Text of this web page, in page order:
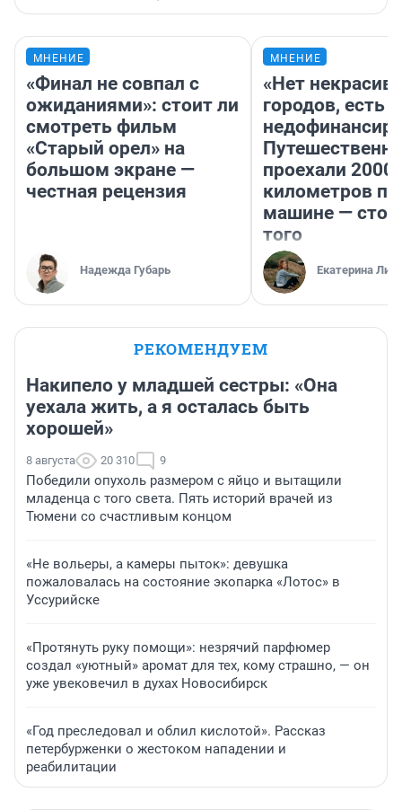
МНЕНИЕ
«Финал не совпал с
ожиданиями»: стоит ли
смотреть фильм
«Старый орел» на
большом экране —
честная рецензия
Надежда Губарь
МНЕНИЕ
«Нет
городов, есть
проехали 2000
километров по
машине —
того
Екатерина
РЕКОМЕНДУЕМ
Накипело у младшей сестры: «Она
уехала жить, а я осталась быть
хорошей»
8 августа 20 310 9
Победили опухоль размером с яйцо и вытащили
младенца с того света. Пять историй врачей из
Тюмени со счастливым концом
«Не вольеры, а камеры пыток»: девушка
пожаловалась на состояние экопарка «Лотос» в
Уссурийске
«Протянуть руку помощи»: незрячий парфюмер
создал «уютный» аромат для тех, кому страшно, — он
уже увековечил в духах Новосибирск
«Год преследовал и облил кислотой». Рассказ
петербурженки о жестоком нападении и
реабилитации